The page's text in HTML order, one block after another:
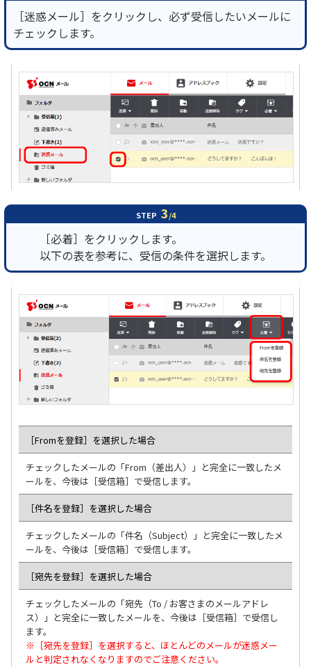
［迷惑メール］をクリックし、必ず受信したいメールに
チェックします。
STEP 3/4
［必着］をクリックします。
以下の表を参考に、受信の条件を選択します。
［Fromを登録］を選択した場合
チェックしたメールの「From（差出人）」と完全に一致したメ
ールを、今後は［受信箱］で受信します。
［件名を登録］を選択した場合
チェックしたメールの「件名（Subject）」と完全に一致したメ
ールを、今後は［受信箱］で受信します。
［宛先を登録］を選択した場合
チェックしたメールの「宛先（To / お客さまのメールアドレ
ス）」と完全に一致したメールを、今後は［受信箱］で受信し
ます。
※［宛先を登録］を選択すると、ほとんどのメールが迷惑メー
ルと判定されなくなりますのでご注意ください。